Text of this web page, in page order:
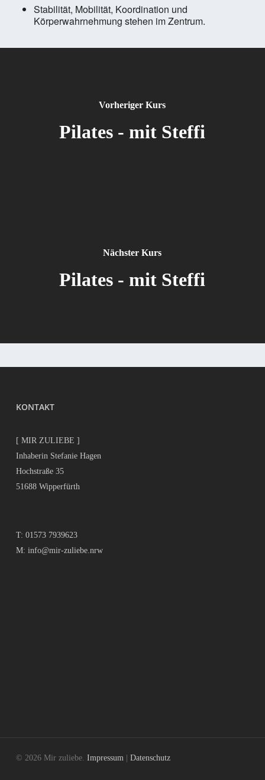
Stabilität, Mobilität, Koordination und
Körperwahrnehmung stehen im Zentrum.
Vorheriger Kurs
Pilates - mit Steffi
Nächster Kurs
Pilates - mit Steffi
KONTAKT
[ MIR ZULIEBE ]
Inhaberin Stefanie Hagen
Hochstraße 35
51688 Wipperfürth
T: 01573 7939623
M: info@mir-zuliebe.nrw
© 2026 Mir zuliebe. Impressum| Datenschutz